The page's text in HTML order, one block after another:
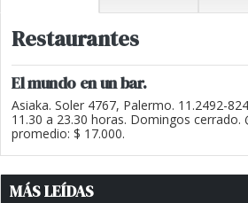
Restaurantes
El mundo en un bar.
Asiaka. Soler 4767, Palermo. 11.2492-
11.30 a 23.30 horas. Domingos cerrado.
promedio: $ 17.000.
MÁS LEÍDAS